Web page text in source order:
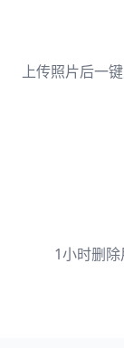
上传照片后一
1小时删除